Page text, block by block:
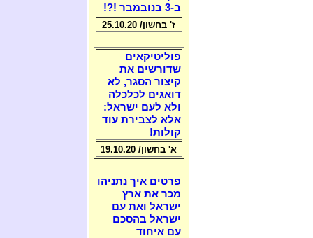
ב-3 בנובמבר !?!
ז' בחשון/ 25.10.20
פוליטיקאים
שדורשים את
קיצור הסגר, לא
דואגים לכלכלה
ולא לעם ישראל:
אלא לצבירת עוד
קולות!
א' בחשון/ 19.10.20
פרטים איך נתניהו
מכר את ארץ
ישראל ואת עם
ישראל בהסכם
עם איחוד